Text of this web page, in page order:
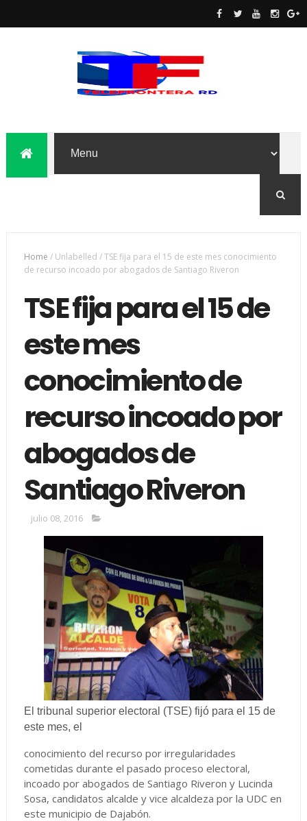
Home /Unlabelled /TSE fija para el 15 de este mes conocimiento
de recurso incoado por abogados de Santiago Riveron
TSE fija para el 15 de
este mes
conocimiento de
recurso incoado por
abogados de
Santiago Riveron
julio 08, 2016
El tribunal superior electoral (TSE) fijó para el 15 de
este mes, el
conocimiento del recurso por irregularidades
cometidas durante el pasado proceso electoral,
incoado por abogados de Santiago Riveron y Lucinda
Sosa, candidatos alcalde y vice alcaldeza por la UDC en
este municipio de Dajabón.